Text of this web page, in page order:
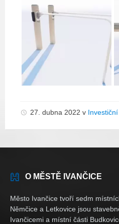
27. dubna 2022 v
O MĚSTĚ IVANČICE
Město Ivančice tvoří sedm
Němčice a Letkovice jsou
Ivančicemi a místní části